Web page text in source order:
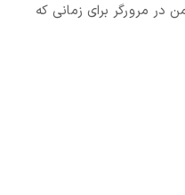
در مرورگر برای زمانی که